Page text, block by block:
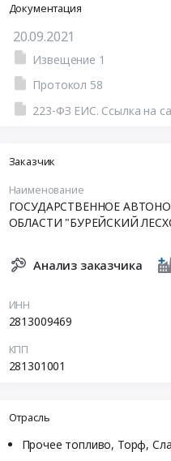
Документация
20.09.2021
Извещение 1
Протокол 58
Заказчик
Наименование
ГОСУДАРСТВЕННОЕ
ОБЛАСТИ "БУРЕЙСКИЙ
Анализ заказчика
ИНН
2813009469
КПП
281301001
Отрасль
Прочее топливо, Торф,